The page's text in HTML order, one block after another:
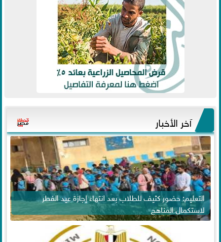
آخر الأخبار
التعليم: حضور كثيف للطلاب بعد انتهاء إجازة عيد الفطر
لاستكمال المناهج